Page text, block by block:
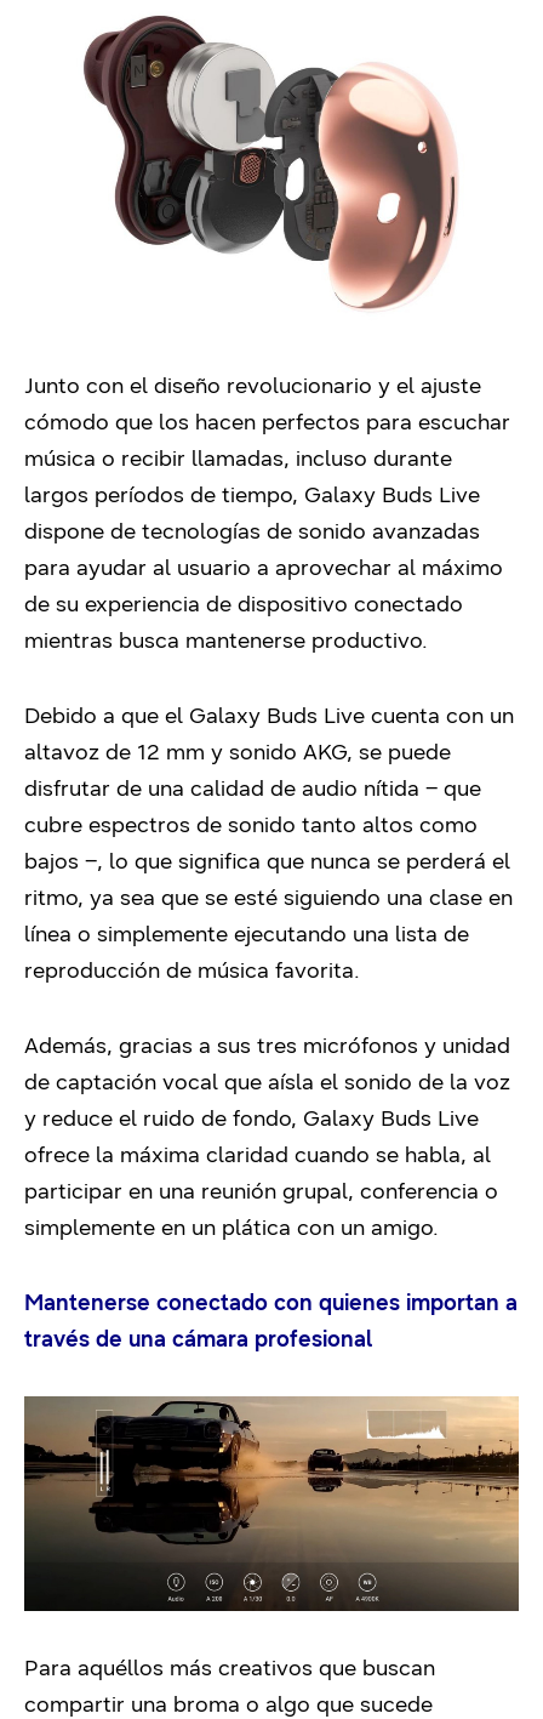
Junto con el diseño revolucionario y el ajuste
cómodo que los hacen perfectos para escuchar
música o recibir llamadas, incluso durante
largos períodos de tiempo, Galaxy Buds Live
dispone de tecnologías de sonido avanzadas
para ayudar al usuario a aprovechar al máximo
de su experiencia de dispositivo conectado
mientras busca mantenerse productivo.
Debido a que el Galaxy Buds Live cuenta con un
altavoz de 12 mm y sonido AKG, se puede
disfrutar de una calidad de audio nítida – que
cubre espectros de sonido tanto altos como
bajos –, lo que significa que nunca se perderá el
ritmo, ya sea que se esté siguiendo una clase en
línea o simplemente ejecutando una lista de
reproducción de música favorita.
Además, gracias a sus tres micrófonos y unidad
de captación vocal que aísla el sonido de la voz
y reduce el ruido de fondo, Galaxy Buds Live
ofrece la máxima claridad cuando se habla, al
participar en una reunión grupal, conferencia o
simplemente en un plática con un amigo.
Mantenerse conectado con quienes importan a
través de una cámara profesional
Para aquéllos más creativos que buscan
compartir una broma o algo que sucede